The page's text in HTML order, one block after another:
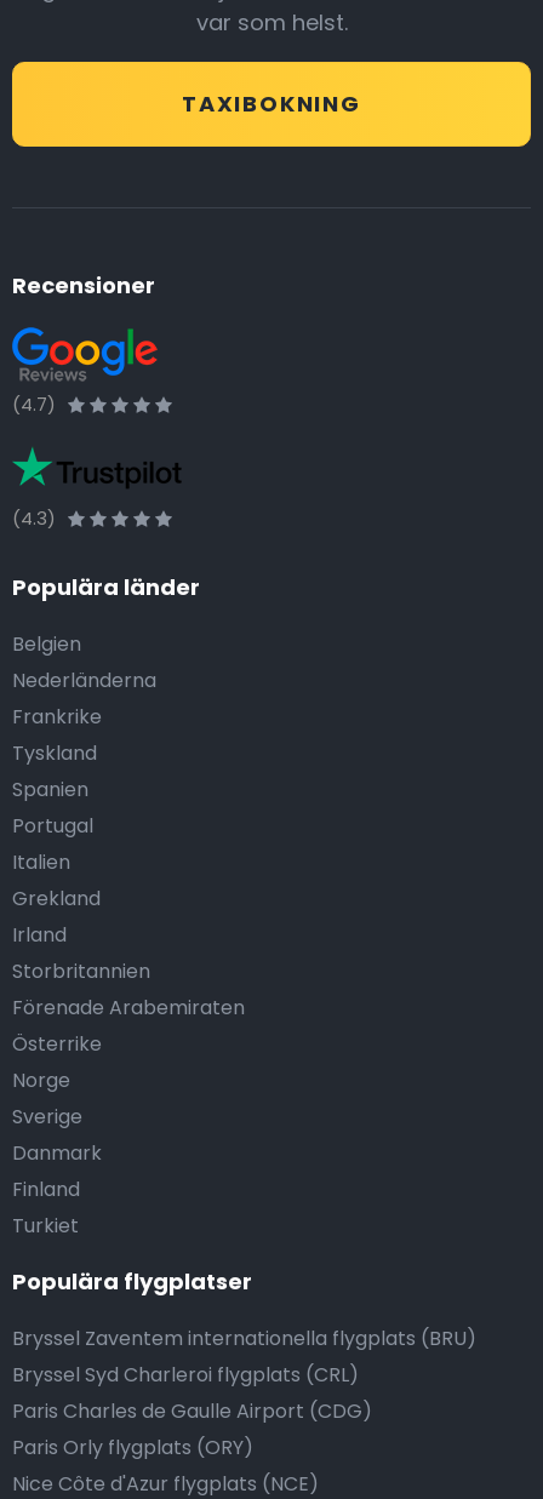
var som helst.
TAXIBOKNING
Recensioner
(4.7)
(4.3)
Populära länder
Belgien
Nederländerna
Frankrike
Tyskland
Spanien
Portugal
Italien
Grekland
Irland
Storbritannien
Förenade Arabemiraten
Österrike
Norge
Sverige
Danmark
Finland
Turkiet
Populära flygplatser
Bryssel Zaventem internationella flygplats (BRU)
Bryssel Syd Charleroi flygplats (CRL)
Paris Charles de Gaulle Airport (CDG)
Paris Orly flygplats (ORY)
Nice Côte d'Azur flygplats (NCE)